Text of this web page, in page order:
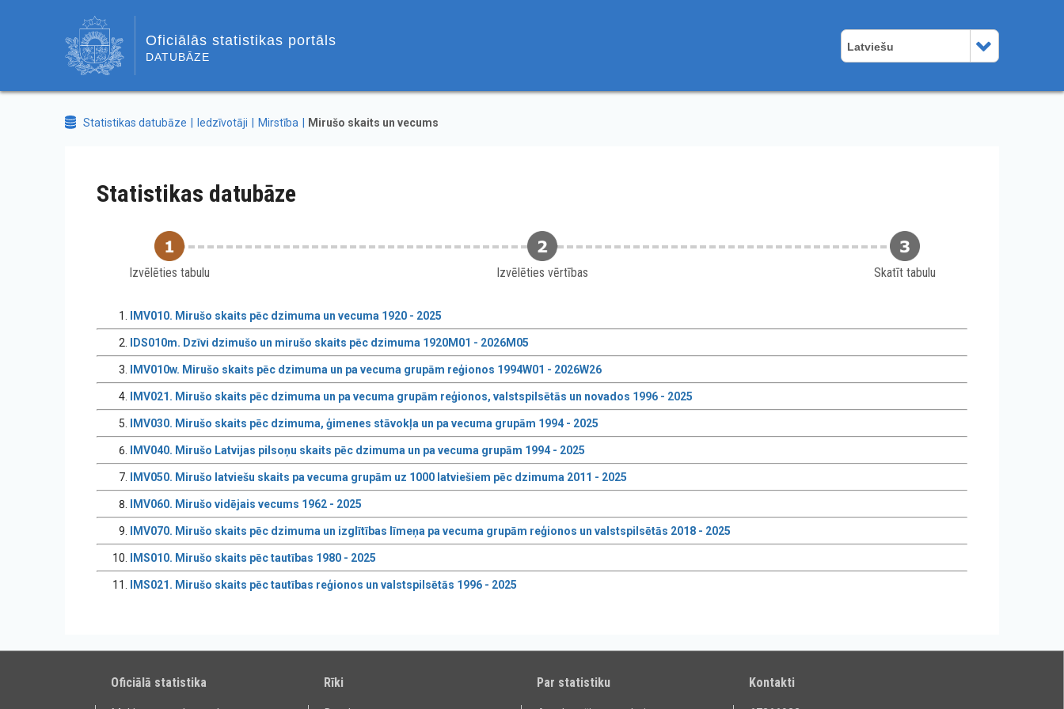
Oficiālās statistikas portāls
DATUBĀZE
Latviešu
Statistikas datubāze Iedzīvotāji Mirstība Mirušo skaits un vecums
Statistikas datubāze
Izvēlēties tabulu Izvēlēties vērtības Skatīt tabulu
IMV010. Mirušo skaits pēc dzimuma un vecuma 1920 - 2025
IDS010m. Dzīvi dzimušo un mirušo skaits pēc dzimuma 1920M01 - 2026M05
IMV010w. Mirušo skaits pēc dzimuma un pa vecuma grupām reģionos 1994W01 - 2026W26
IMV021. Mirušo skaits pēc dzimuma un pa vecuma grupām reģionos, valstspilsētās un novados 1996 - 2025
IMV030. Mirušo skaits pēc dzimuma, ģimenes stāvokļa un pa vecuma grupām 1994 - 2025
IMV040. Mirušo Latvijas pilsoņu skaits pēc dzimuma un pa vecuma grupām 1994 - 2025
IMV050. Mirušo latviešu skaits pa vecuma grupām uz 1000 latviešiem pēc dzimuma 2011 - 2025
IMV060. Mirušo vidējais vecums 1962 - 2025
IMV070. Mirušo skaits pēc dzimuma un izglītības līmeņa pa vecuma grupām reģionos un valstspilsētās 2018 - 2025
IMS010. Mirušo skaits pēc tautības 1980 - 2025
IMS021. Mirušo skaits pēc tautības reģionos un valstspilsētās 1996 - 2025
Oficiālā statistika Rīki Par statistiku Kontakti